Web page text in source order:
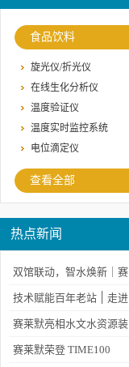
食品饮料
旋光仪/折光仪
在线生化分析仪
温度验证仪
温度实时监控系统
电位滴定仪
查看全部
热点新闻
双馆联动，智水焕新｜赛
莱默精彩亮相2026上海世
环会
技术赋能百年老站 ׀ 走进
都江堰：从千年治水智慧
到现代水文监测
赛莱默亮相水文水资源装
备展 | 以数字化和智能化
赛莱默荣登 TIME100